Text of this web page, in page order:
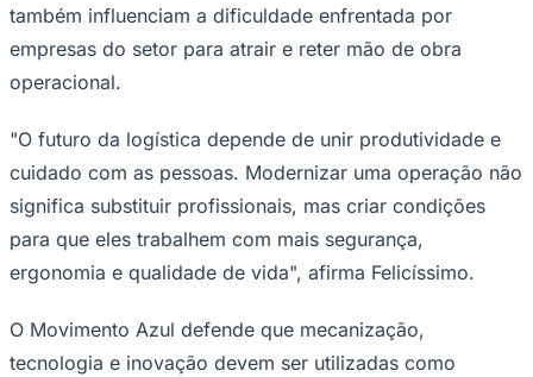
também influenciam a dificuldade enfrentada por
empresas do setor para atrair e reter mão de obra
operacional.
"O futuro da logística depende de unir produtividade e
cuidado com as pessoas. Modernizar uma operação não
significa substituir profissionais, mas criar condições
para que eles trabalhem com mais segurança,
ergonomia e qualidade de vida", afirma Felicíssimo.
O Movimento Azul defende que mecanização,
tecnologia e inovação devem ser utilizadas como